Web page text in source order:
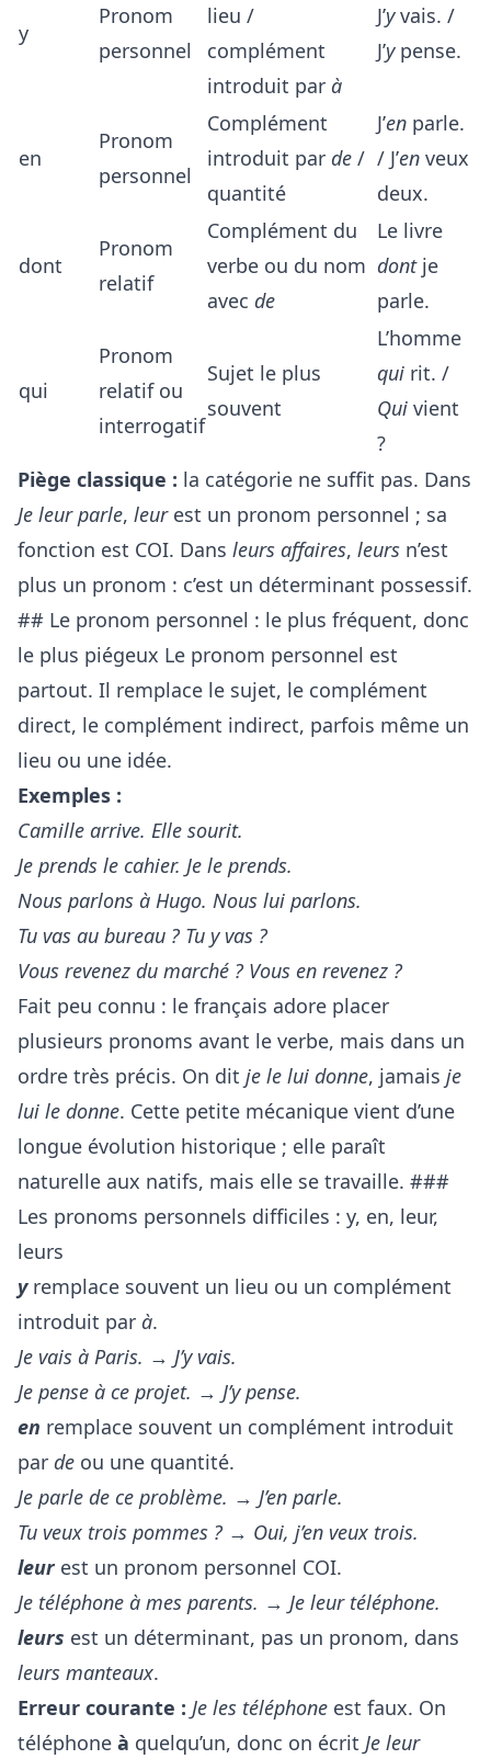
y
Pronom
personnel
lieu /
complément
introduit par à
J’yvais. /
J’ypense.
en
Pronom
personnel
Complément
introduit par de /
quantité
J’en parle.
/ J’en veux
deux.
dont
Pronom
relatif
Complément du
verbe ou du nom
avec de
Le livre
dontje
parle.
qui
Pronom
relatif ou
interrogatif
Sujet le plus
souvent
L’homme
qui rit. /
Qui vient
?
Piège classique : la catégorie ne suffit pas. Dans
Je leur parle, leurest un pronom personnel ; sa
fonction est COI. Dans leurs affaires, leurs n’est
plus un pronom : c’est un déterminant possessif.
## Le pronom personnel : le plus fréquent, donc
le plus piégeux Le pronom personnel est
partout. Il remplace le sujet, le complément
direct, le complément indirect, parfois même un
lieu ou une idée.
Exemples :
Camille arrive. Elle sourit.
Je prends le cahier. Je le prends.
Nous parlons à Hugo. Nous lui parlons.
Tu vas au bureau ? Tu y vas ?
Vous revenez du marché ? Vous en revenez ?
Fait peu connu : le français adore placer
plusieurs pronoms avant le verbe, mais dans un
ordre très précis. On dit je le lui donne, jamais je
lui le donne. Cette petite mécanique vient d’une
longue évolution historique ; elle paraît
naturelle aux natifs, mais elle se travaille. ###
Les pronoms personnels difficiles : y, en, leur,
leurs
yremplace souvent un lieu ou un complément
introduit par à.
Je vais à Paris. → J’y vais.
Je pense à ce projet. → J’y pense.
en remplace souvent un complément introduit
par de ou une quantité.
Je parle de ce problème. → J’en parle.
Tu veux trois pommes ? → Oui, j’en veux trois.
leur est un pronom personnel COI.
Je téléphone à mes parents. → Je leur téléphone.
leurs est un déterminant, pas un pronom, dans
leurs manteaux.
Erreur courante : Je les téléphone est faux. On
téléphone à quelqu’un, donc on écrit Je leur